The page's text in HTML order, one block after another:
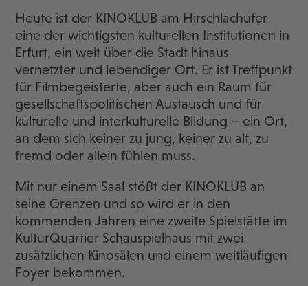
Heute ist der KINOKLUB am Hirschlachufer
eine der wichtigsten kulturellen Institutionen in
Erfurt, ein weit über die Stadt hinaus
vernetzter und lebendiger Ort. Er ist Treffpunkt
für Filmbegeisterte, aber auch ein Raum für
gesellschaftspolitischen Austausch und für
kulturelle und interkulturelle Bildung – ein Ort,
an dem sich keiner zu jung, keiner zu alt, zu
fremd oder allein fühlen muss.
Mit nur einem Saal stößt der KINOKLUB an
seine Grenzen und so wird er in den
kommenden Jahren eine zweite Spielstätte im
KulturQuartier Schauspielhaus mit zwei
zusätzlichen Kinosälen und einem weitläufigen
Foyer bekommen.